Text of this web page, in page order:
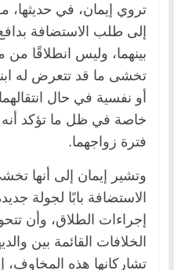
تروي إيمان، في حديثها،
إلى طلب الاستضافة
بينهما، وليس انطلاقًا
تخشى ما قد تتعرض له
أو نفسية في حال
خاصة في ظل ما تؤكد أنه
فترة زواجهما.
وتشير إيمان إلى أنها
الاستضافة بابًا لجولة
إجراءات الطلاق، وأن
الخلافات القائمة بين
تشاركانها هذه المخاوف،